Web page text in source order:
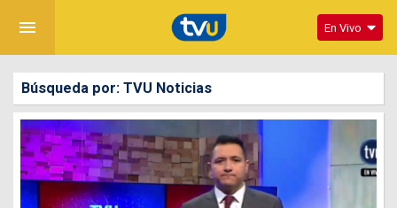
menu En Vivo
Búsqueda por: TVU Noticias